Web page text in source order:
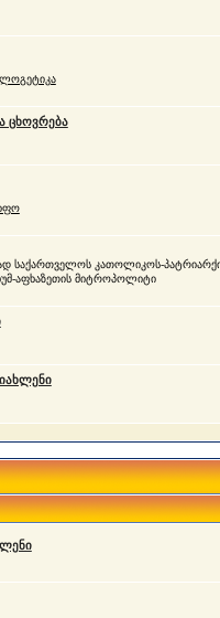
ცხოვრება
საქართველოს კათოლიკოს-
აფხაზეთის მიტროპოლიტი